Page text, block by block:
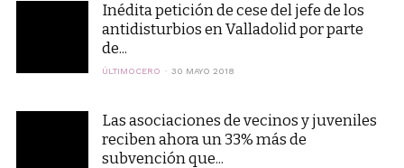
Inédita petición de cese del jefe de los
antidisturbios en Valladolid por parte
de...
ÚLTIMOCERO 30 MAYO 2018
Las asociaciones de vecinos y juveniles
reciben ahora un 33% más de
subvención que...